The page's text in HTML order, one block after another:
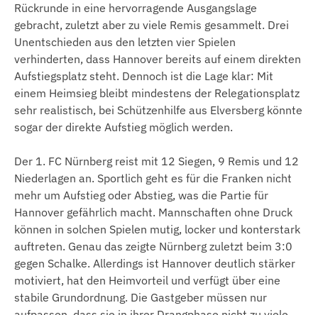
Rückrunde in eine hervorragende Ausgangslage
gebracht, zuletzt aber zu viele Remis gesammelt. Drei
Unentschieden aus den letzten vier Spielen
verhinderten, dass Hannover bereits auf einem direkten
Aufstiegsplatz steht. Dennoch ist die Lage klar: Mit
einem Heimsieg bleibt mindestens der Relegationsplatz
sehr realistisch, bei Schützenhilfe aus Elversberg könnte
sogar der direkte Aufstieg möglich werden.
Der 1. FC Nürnberg reist mit 12 Siegen, 9 Remis und 12
Niederlagen an. Sportlich geht es für die Franken nicht
mehr um Aufstieg oder Abstieg, was die Partie für
Hannover gefährlich macht. Mannschaften ohne Druck
können in solchen Spielen mutig, locker und konterstark
auftreten. Genau das zeigte Nürnberg zuletzt beim 3:0
gegen Schalke. Allerdings ist Hannover deutlich stärker
motiviert, hat den Heimvorteil und verfügt über eine
stabile Grundordnung. Die Gastgeber müssen nur